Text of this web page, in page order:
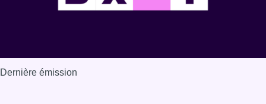
Dernière émission